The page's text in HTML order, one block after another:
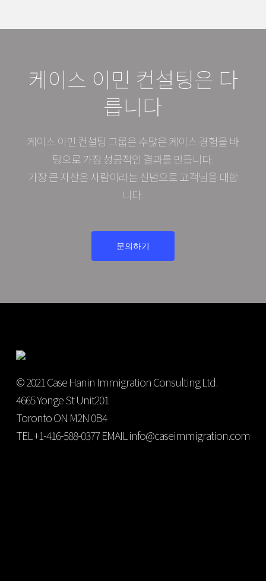
케이스 이민 컨설팅은 다
릅니다
케이스 이민 컨설팅 그룹은 수많은 케이스 경험을 바
탕으로 가장 성공적인 결과를 만듭니다.
가장 큰 자산은 사람이라는 신념으로 고객님을 대합
니다.
문의하기
© 2021 Case Hanin Immigration Consulting Ltd.
4665 Yonge St Unit201
Toronto ON M2N 0B4
TEL +1-416-588-0377 EMAIL info@caseimmigration.com